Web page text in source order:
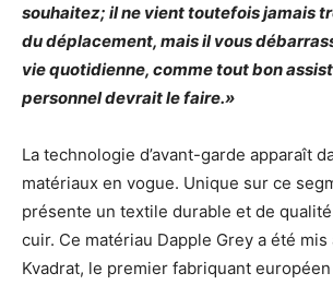
souhaitez; il ne vient toutefois jamais
du déplacement, mais il vous
vie quotidienne, comme tout bon
personnel devrait le faire.»
La technologie d’avant-garde apparaît
matériaux en vogue. Unique sur ce
présente un textile durable et de
cuir. Ce matériau Dapple Grey a été
Kvadrat, le premier fabriquant